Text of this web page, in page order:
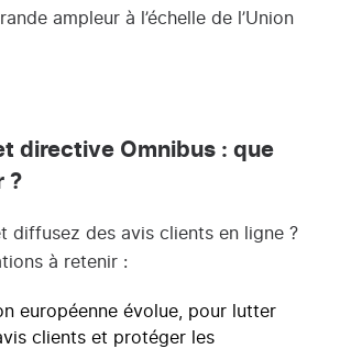
ampleur à l’échelle de l’Union
directive Omnibus : que
?
diffusez des avis clients en ligne ?
à retenir :
européenne évolue, pour lutter
clients et protéger les